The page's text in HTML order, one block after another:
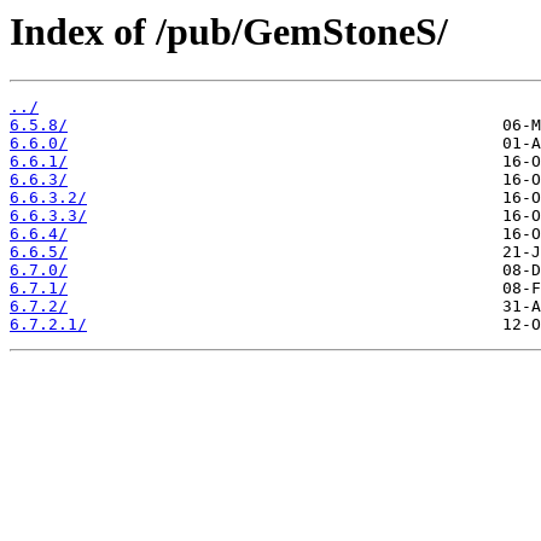
Index of /pub/GemStoneS/
../
6.5.8/
6.6.0/
6.6.1/
6.6.3/
6.6.3.2/
6.6.3.3/
6.6.4/
6.6.5/
6.7.0/
6.7.1/
6.7.2/
6.7.2.1/